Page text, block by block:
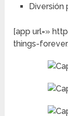
Diversión
[app url=»
things-